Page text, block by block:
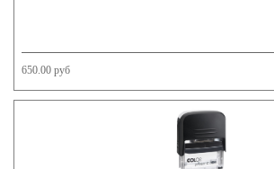
650.00 руб